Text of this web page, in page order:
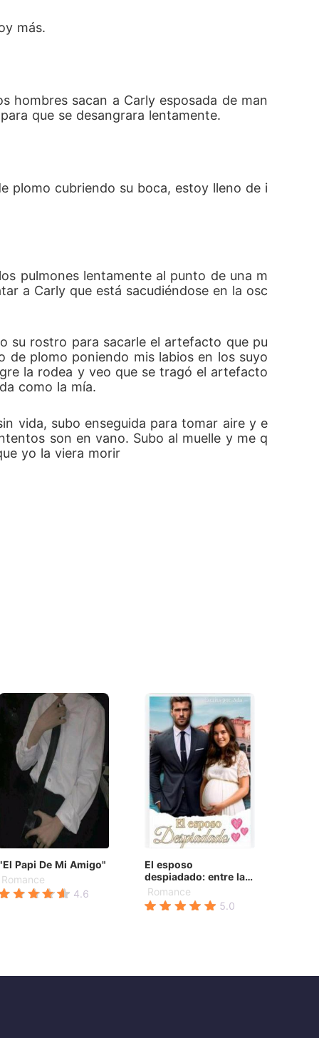
más.
hombres sacan a Carly esposada de man
que se desangrara lentamente.
plomo cubriendo su boca, estoy lleno de i
pulmones lentamente al punto de una m
a Carly que está sacudiéndose en la osc
su rostro para sacarle el artefacto que pu
plomo poniendo mis labios en los suyo
la rodea y veo que se tragó el artefacto
como la mía.
vida, subo enseguida para tomar aire y e
son en vano. Subo al muelle y me q
yo la viera morir
Papi De Mi Amigo"
Romance
4.6
El esposo
despiadado: entre la
dominación y el amor.
Romance
5.0